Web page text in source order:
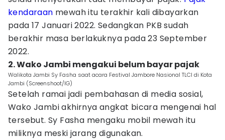
kendaraan mewah itu terakhir kali dibayarkan
pada 17 Januari 2022. Sedangkan PKB sudah
berakhir masa berlakuknya pada 23 September
2022.
2. Wako Jambi mengakui belum bayar pajak
Walikota Jambi Sy Fasha saat acara Festival Jambore Nasional TLCI di Kota
Jambi (Screenshoot/IG)
Setelah ramai jadi pembahasan di media sosial,
Wako Jambi akhirnya angkat bicara mengenai hal
tersebut. Sy Fasha mengaku mobil mewah itu
miliknya meski jarang digunakan.